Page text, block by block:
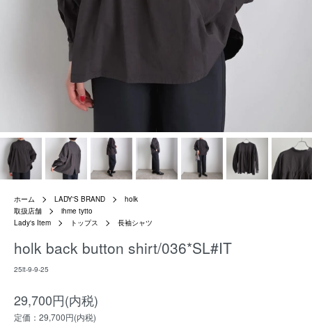
ホーム LADY'S BRAND
holk
取扱店舗
ihme tytto
Lady's Item
トップス 長袖シャツ
holk back button shirt/036*SL#IT
25it-9-9-25
29,700円(内税)
定価：29,700円(内税)